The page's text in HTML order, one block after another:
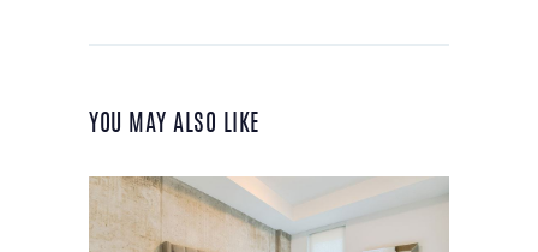
YOU MAY ALSO LIKE